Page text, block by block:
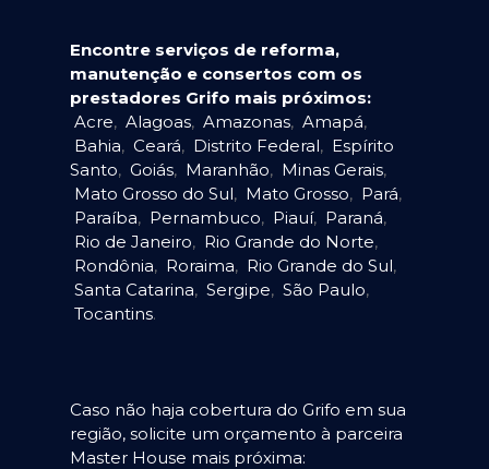
Encontre serviços de reforma,
manutenção e consertos com os
prestadores Grifo mais próximos:
Acre, Alagoas, Amazonas, Amapá,
Bahia, Ceará, Distrito Federal, Espírito
Santo, Goiás, Maranhão, Minas Gerais,
Mato Grosso do Sul, Mato Grosso, Pará,
Paraíba, Pernambuco, Piauí, Paraná,
Rio de Janeiro, Rio Grande do Norte,
Rondônia, Roraima, Rio Grande do Sul,
Santa Catarina, Sergipe, São Paulo,
Tocantins.
Caso não haja cobertura do Grifo em sua
região, solicite um orçamento à parceira
Master House mais próxima: